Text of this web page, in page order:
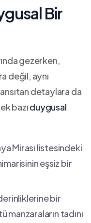
Bir
gezerken,
değil, aynı‍
detaylara da
bazıduygusal
Mirası listesindeki
eşsiz bir‌
bir
tadını